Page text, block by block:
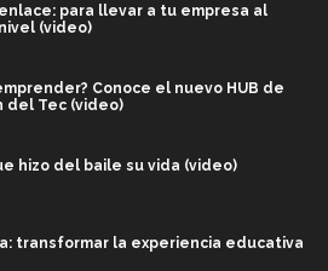
para llevar a tu empresa al
(video)
Conoce el nuevo HUB de
del Tec (video)
hizo del baile su vida (video)
transformar la experiencia educativa